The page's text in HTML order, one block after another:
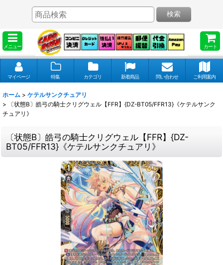
メニュー カート
検索
マイページ 特集 カテゴリ 新着商品 問い合わせ ご利用案内
ホーム > ケテルサンクチュアリ
>
〔状態B〕皓弓の騎士クリグウェル【FFR】{DZ-BT05/FFR13}《ケテルサンク
チュアリ》
〔状態B〕皓弓の騎士クリグウェル【FFR】{DZ-
BT05/FFR13}《ケテルサンクチュアリ》